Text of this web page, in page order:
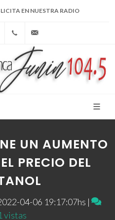
EN NUESTRA RADIO
Instagram+54 9 236 465-4833
UN AUMENTO
PRECIO DEL
04-06 19:17:07hs |
vistas